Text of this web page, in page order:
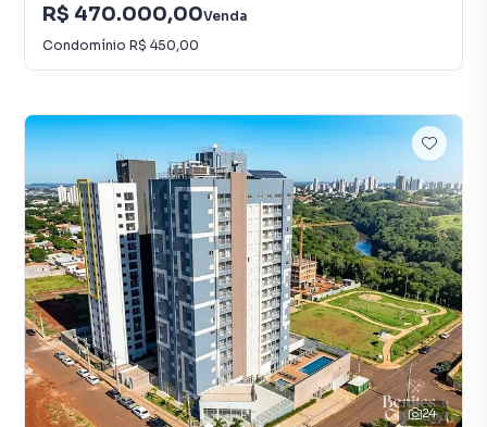
R$ 470.000,00Venda
Condomínio R$ 450,00
24